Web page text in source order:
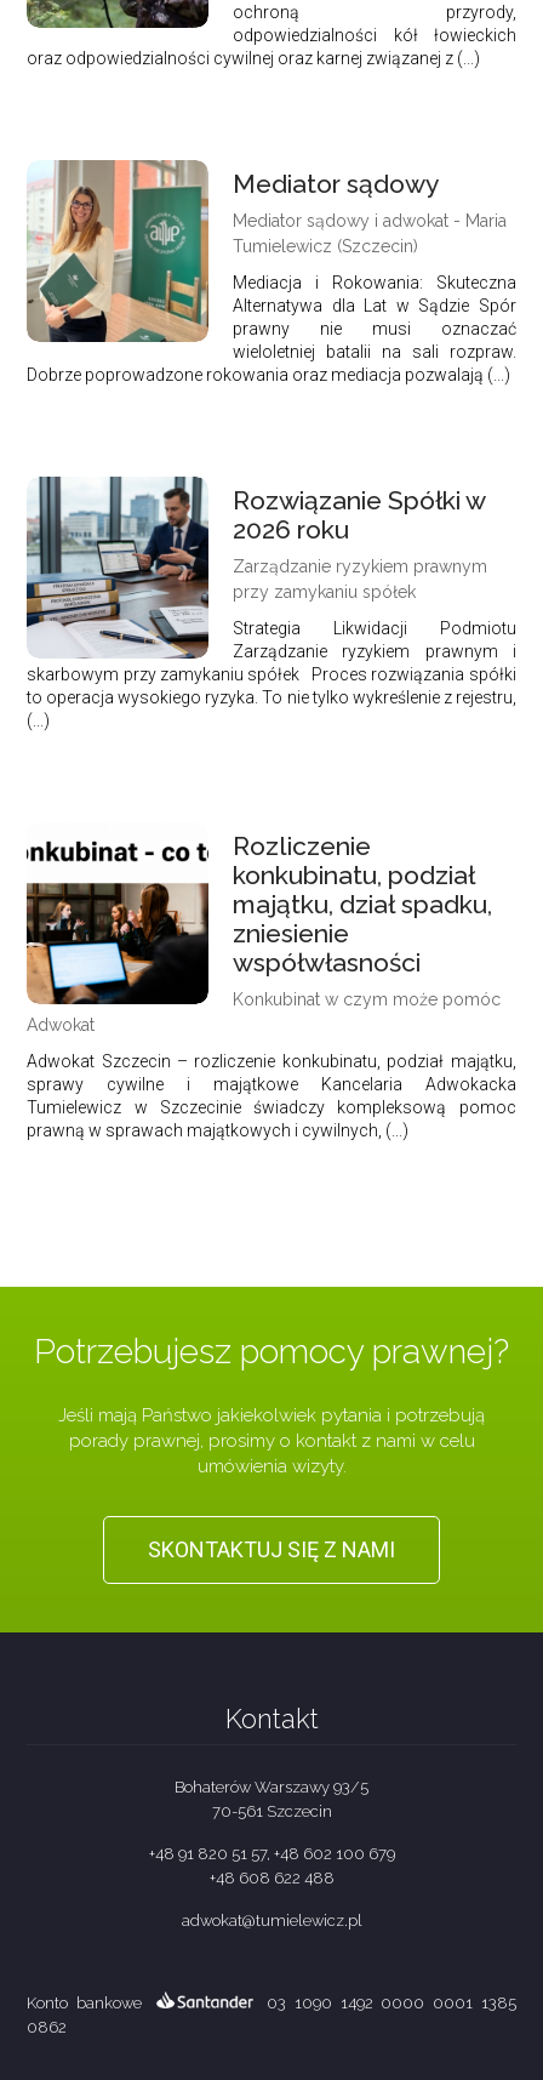
ochroną przyrody,
odpowiedzialności kół łowieckich
oraz odpowiedzialności cywilnej oraz karnej związanej z (...)
Mediator sądowy
Mediator sądowy i adwokat - Maria
Tumielewicz (Szczecin)
Mediacja i Rokowania: Skuteczna
Alternatywa dla Lat w Sądzie Spór
prawny nie musi oznaczać
wieloletniej batalii na sali rozpraw.
Dobrze poprowadzone rokowania oraz mediacja pozwalają (...)
Rozwiązanie Spółki w
2026 roku
Zarządzanie ryzykiem prawnym
przy zamykaniu spółek
Strategia Likwidacji Podmiotu
Zarządzanie ryzykiem prawnym i
skarbowym przy zamykaniu spółek Proces rozwiązania spółki
to operacja wysokiego ryzyka. To nie tylko wykreślenie z rejestru,
(...)
Rozliczenie
konkubinatu, podział
majątku, dział spadku,
zniesienie
współwłasności
Konkubinat w czym może pomóc
Adwokat
Adwokat Szczecin – rozliczenie konkubinatu, podział majątku,
sprawy cywilne i majątkowe Kancelaria Adwokacka
Tumielewicz w Szczecinie świadczy kompleksową pomoc
prawną w sprawach majątkowych i cywilnych, (...)
Potrzebujesz pomocy prawnej?
Jeśli mają Państwo jakiekolwiek pytania i potrzebują
porady prawnej, prosimy o kontakt z nami w celu
umówienia wizyty.
SKONTAKTUJ SIĘ Z NAMI
Kontakt
Bohaterów Warszawy 93/5
70-561 Szczecin
+48 91 820 51 57, +48 602 100 679
+48 608 622 488
adwokat@tumielewicz.pl
Konto bankowe
03 1090 1492 0000 0001 1385
0862